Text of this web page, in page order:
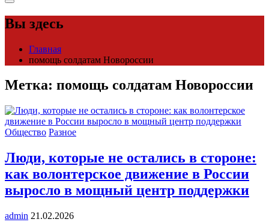
Вы здесь
Главная
помощь солдатам Новороссии
Метка: помощь солдатам Новороссии
Общество Разное
Люди, которые не остались в стороне:
как волонтерское движение в России
выросло в мощный центр поддержки
admin 21.02.2026